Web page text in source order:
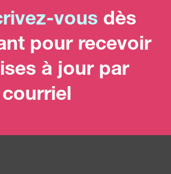
vous dès
pour recevoir
à jour par
courriel